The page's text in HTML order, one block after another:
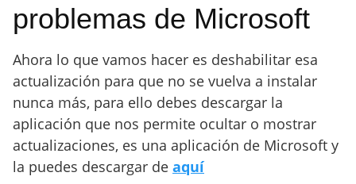
problemas de Microsoft
Ahora lo que vamos hacer es deshabilitar esa
actualización para que no se vuelva a instalar
nunca más, para ello debes descargar la
aplicación que nos permite ocultar o mostrar
actualizaciones, es una aplicación de Microsoft y
la puedes descargar de aquí